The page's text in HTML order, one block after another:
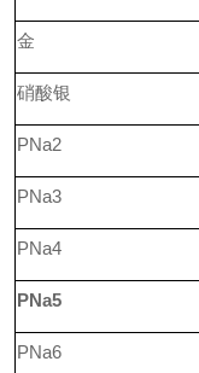
金
硝酸银
PNa2
PNa3
PNa4
PNa5
PNa6